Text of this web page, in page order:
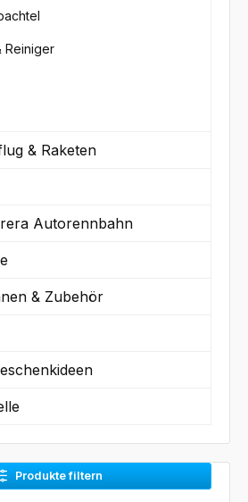
Reiniger
& Raketen
Autorennbahn
& Zubehör
Produkte filtern